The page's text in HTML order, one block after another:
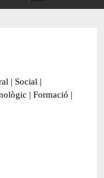
| Social |
| Formació |